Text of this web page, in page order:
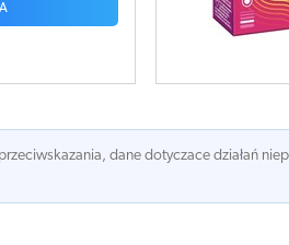
dane dotyczace działań